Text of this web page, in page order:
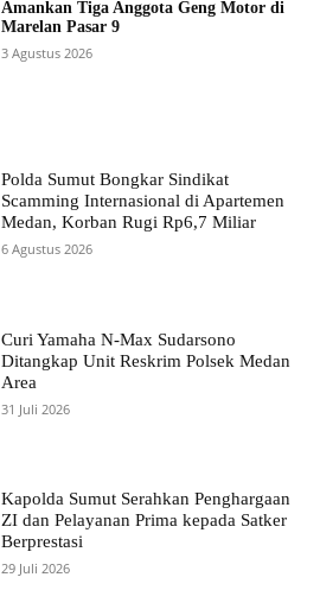
Amankan Tiga Anggota Geng Motor di
Marelan Pasar 9
3 Agustus 2026
Polda Sumut Bongkar Sindikat
Scamming Internasional di Apartemen
Medan, Korban Rugi Rp6,7 Miliar
6 Agustus 2026
Curi Yamaha N-Max Sudarsono
Ditangkap Unit Reskrim Polsek Medan
Area
31 Juli 2026
Kapolda Sumut Serahkan Penghargaan
ZI dan Pelayanan Prima kepada Satker
Berprestasi
29 Juli 2026